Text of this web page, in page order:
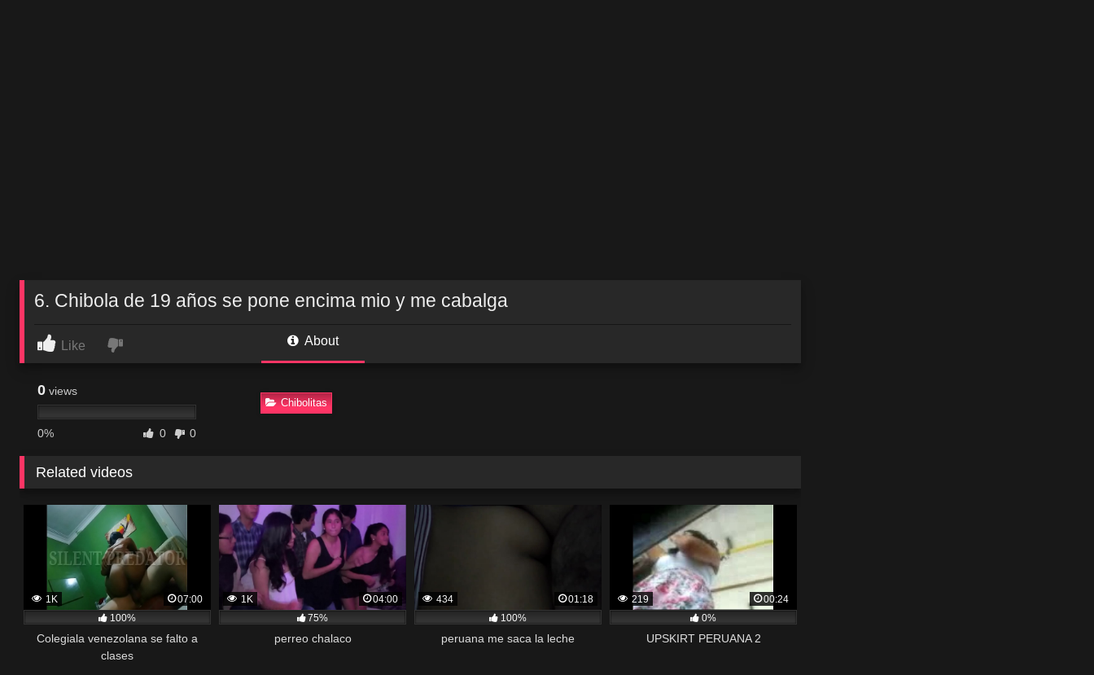
6. Chibola de 19 años se pone encima mio y me cabalga
Like About
0 views
0% 0 0
Chibolitas
Related videos
1K
07:00
100%
Colegiala venezolana se falto a
clases
1K
04:00
75%
perreo chalaco
434
01:18
100%
peruana me saca la leche
219
00:24
0%
UPSKIRT PERUANA 2